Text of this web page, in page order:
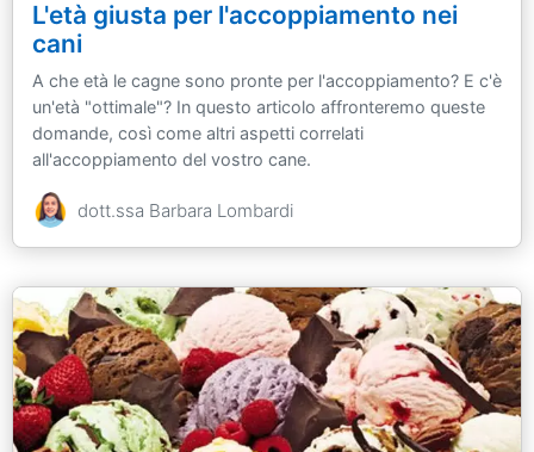
L'età giusta per l'accoppiamento nei
cani
A che età le cagne sono pronte per l'accoppiamento? E c'è
un'età "ottimale"? In questo articolo affronteremo queste
domande, così come altri aspetti correlati
all'accoppiamento del vostro cane.
dott.ssa Barbara Lombardi